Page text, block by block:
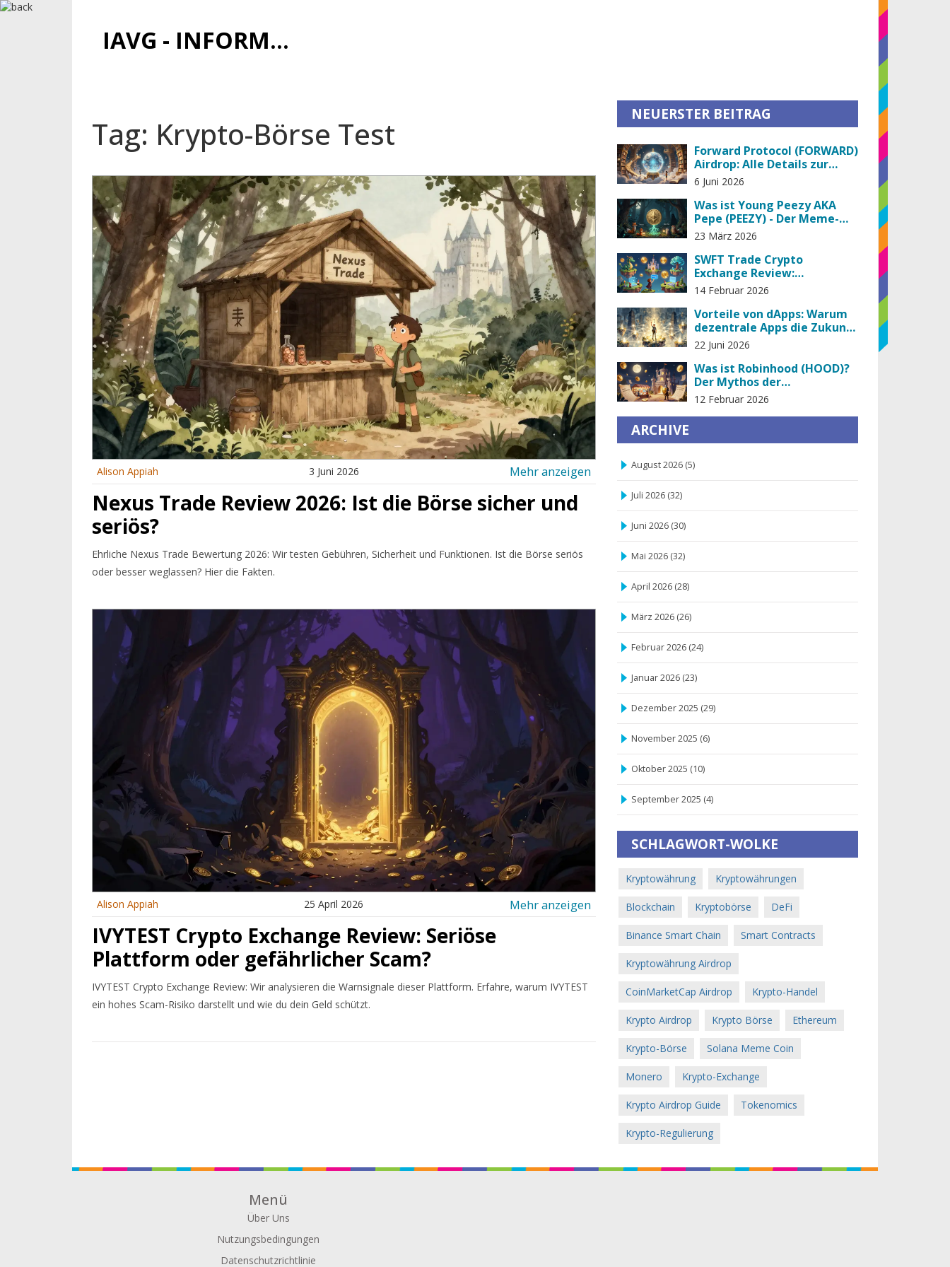
IAVG - INFORMATIONSARCHIV FÜR VIRTUELLE GELDER
Tag: Krypto-Börse Test
Alison Appiah 3 Juni 2026 Mehr anzeigen
Nexus Trade Review 2026: Ist die Börse sicher und
seriös?
Ehrliche Nexus Trade Bewertung 2026: Wir testen Gebühren, Sicherheit und Funktionen. Ist die Börse seriös
oder besser weglassen? Hier die Fakten.
Alison Appiah 25 April 2026 Mehr anzeigen
IVYTEST Crypto Exchange Review: Seriöse
Plattform oder gefährlicher Scam?
IVYTEST Crypto Exchange Review: Wir analysieren die Warnsignale dieser Plattform. Erfahre, warum IVYTEST
ein hohes Scam-Risiko darstellt und wie du dein Geld schützt.
NEUERSTER BEITRAG
Forward Protocol (FORWARD)
Airdrop: Alle Details zur
Verteilung & Tokenomics
6 Juni 2026
Was ist Young Peezy AKA
Pepe (PEEZY) - Der Meme-
Coin mit hoher Volatilität
23 März 2026
SWFT Trade Crypto
Exchange Review:
Funktionen, Gebühren und
14 Februar 2026
Vorteile von dApps: Warum
dezentrale Apps die Zukunft
sind
22 Juni 2026
Was ist Robinhood (HOOD)?
Der Mythos der
Kryptowährung und was
12 Februar 2026
ARCHIVE
August 2026 (5)
Juli 2026 (32)
Juni 2026 (30)
Mai 2026 (32)
April 2026 (28)
März 2026 (26)
Februar 2026 (24)
Januar 2026 (23)
Dezember 2025 (29)
November 2025 (6)
Oktober 2025 (10)
September 2025 (4)
SCHLAGWORT-WOLKE
Kryptowährung Kryptowährungen
Blockchain Kryptobörse DeFi
Binance Smart Chain Smart Contracts
Kryptowährung Airdrop
CoinMarketCap Airdrop Krypto-Handel
Krypto Airdrop Krypto Börse Ethereum
Krypto-Börse Solana Meme Coin
Monero Krypto-Exchange
Krypto Airdrop Guide Tokenomics
Krypto-Regulierung
Menü
Über Uns
Nutzungsbedingungen
Datenschutzrichtlinie